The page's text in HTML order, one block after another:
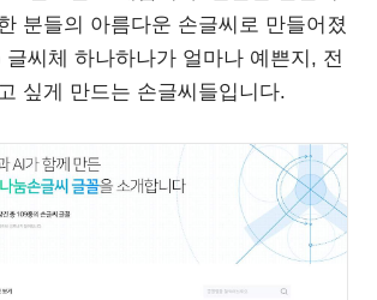
분들의 아름다운 손글씨로 만들어졌
씨체 하나하나가 얼마나 예쁜지, 전
싶게 만드는 손글씨들입니다.